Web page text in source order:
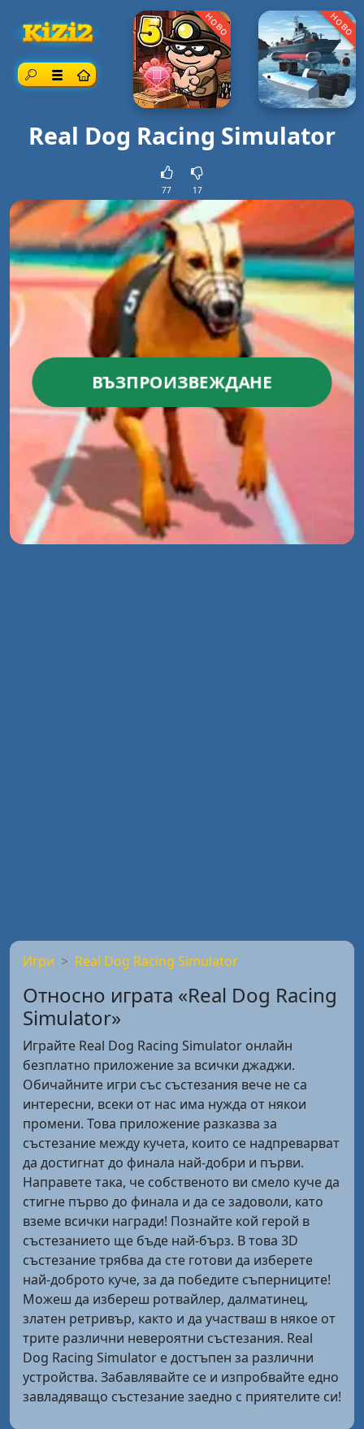
ТърсенеМеню
ново ново
Real Dog Racing Simulator
77 17
ВЪЗПРОИЗВЕЖДАНЕ
Игри Real Dog Racing Simulator
Относно играта «Real Dog Racing
Simulator»
Играйте Real Dog Racing Simulator онлайн
безплатно приложение за всички джаджи.
Обичайните игри със състезания вече не са
интересни, всеки от нас има нужда от някои
промени. Това приложение разказва за
състезание между кучета, които се надпреварват
да достигнат до финала най-добри и първи.
Направете така, че собственото ви смело куче да
стигне първо до финала и да се задоволи, като
вземе всички награди! Познайте кой герой в
състезанието ще бъде най-бърз. В това 3D
състезание трябва да сте готови да изберете
най-доброто куче, за да победите съперниците!
Можеш да избереш ротвайлер, далматинец,
златен ретривър, както и да участваш в някое от
трите различни невероятни състезания. Real
Dog Racing Simulator е достъпен за различни
устройства. Забавлявайте се и изпробвайте едно
завладяващо състезание заедно с приятелите си!